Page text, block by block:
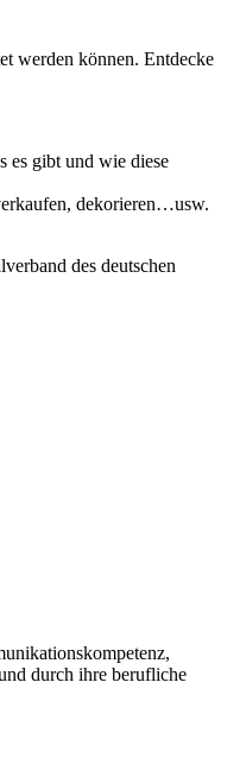
werden können. Entdecke
es gibt und wie diese
dekorieren…usw.
des deutschen
durch ihre berufliche